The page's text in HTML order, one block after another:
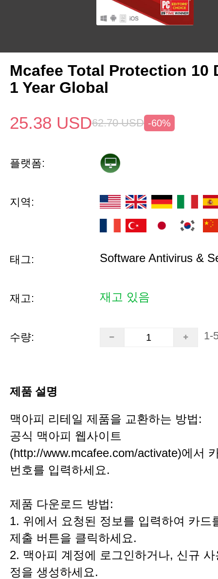
Mcafee Total Protection 10
1 Year Global
25.38 USD62.70 USD -60%
플랫폼:
지역:
태그: Software Antivirus &
재고: 재고 있음
수량: 1-
제품 설명
맥아피 리테일 제품을 교환하는 방법:
공식 맥아피 웹사이트
(http://www.mcafee.com/activate)에서
번호를 입력하세요.
제품 다운로드 방법:
1. 위에서 요청된 정보를 입력하여 카드
제출 버튼을 클릭하세요.
2. 맥아피 계정에 로그인하거나, 신규
정을 생성하세요.